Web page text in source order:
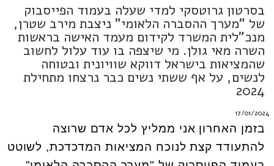
בסרטון גרוטסקי למדי שעלה בעמוד הפייסבוק
של "מערך ההסברה הלאומי" ניצבת מירב שטרן,
מנכ"לית המשרד לקידום מעמד האישה בראשות
השרה מאי גולן. מי שיצפה בו עוד עלול לחשוב
שהמציאות בישראל דווקא שוויונית ובטוחה
לנשים, על אף ששתי נשים כבר נרצחו מתחילת
2024
17/01/2024
בזמן האחרון אני ממליץ לכל אדם שרוצה
להתעודד קצת לנוכח המציאות המדכדכת, לשוטט